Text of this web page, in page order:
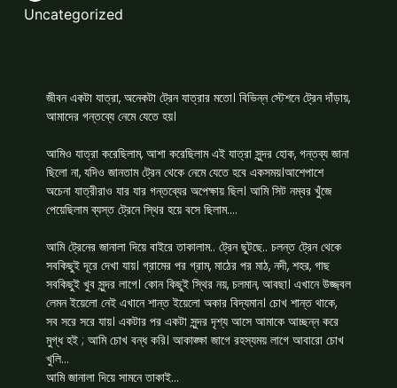
Uncategorized
জীবন একটা যাত্রা, অনেকটা ট্রেন যাত্রার মতো। বিভিন্ন স্টেশনে ট্রেন দাঁড়ায়,
আমাদের গন্তব্যে নেমে যেতে হয়।
আমিও যাত্রা করেছিলাম, আশা করেছিলাম এই যাত্রা সুন্দর হোক, গন্তব্য জানা
ছিলো না, যদিও জানতাম ট্রেন থেকে নেমে যেতে হবে একসময়।আশেপাশে
অচেনা যাত্রীরাও যার যার গন্তব্যের অপেক্ষায় ছিল। আমি সিট নম্বর খুঁজে
পেয়েছিলাম ব্যস্ত ট্রেনে স্থির হয়ে বসে ছিলাম….
আমি ট্রেনের জানালা দিয়ে বাইরে তাকালাম.. ট্রেন ছুটছে.. চলন্ত ট্রেন থেকে
সবকিছুই দূরে দেখা যায়। গ্রামের পর গ্রাম, মাঠের পর মাঠ, নদী, শহর, গাছ
সবকিছুই খুব সুন্দর লাগে। কোন কিছুই স্থির নয়, চলমান, আবছা। এখানে উজ্জ্বল
লেমন ইয়েলো নেই এখানে শান্ত ইয়েলো অকার বিদ্যমান। চোখ শান্ত থাকে,
সব সরে সরে যায়। একটার পর একটা সুন্দর দৃশ্য আসে আমাকে আচ্ছন্ন করে
মুগ্ধ হই ; আমি চোখ বন্ধ করি। আকাঙ্ক্ষা জাগে রহস্যময় লাগে আবারো চোখ
খুলি…
আমি জানালা দিয়ে সামনে তাকাই…